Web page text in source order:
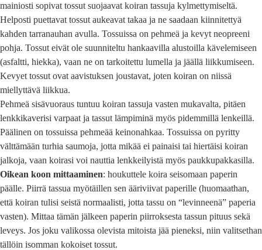
mainiosti sopivat tossut suojaavat koiran tassuja kylmettymiseltä.
Helposti puettavat tossut aukeavat takaa ja ne saadaan kiinnitettyä
kahden tarranauhan avulla. Tossuissa on pehmeä ja kevyt neopreeni
pohja. Tossut eivät ole suunniteltu hankaavilla alustoilla kävelemiseen
(asfaltti, hiekka), vaan ne on tarkoitettu lumella ja jäällä liikkumiseen.
Kevyet tossut ovat aavistuksen joustavat, joten koiran on niissä
miellyttävä liikkua.
Pehmeä sisävuoraus tuntuu koiran tassuja vasten mukavalta, pitäen
lenkkikaverisi varpaat ja tassut lämpiminä myös pidemmillä lenkeillä.
Päälinen on tossuissa pehmeää keinonahkaa. Tossuissa on pyritty
välttämään turhia saumoja, jotta mikää ei painaisi tai hiertäisi koiran
jalkoja, vaan koirasi voi nauttia lenkkeilyistä myös paukkupakkasilla.
Oikean koon mittaaminen: houkuttele koira seisomaan paperin
päälle. Piirrä tassua myötäillen sen ääriviivat paperille (huomaathan,
että koiran tulisi seistä normaalisti, jotta tassu on “levinneenä” paperia
vasten). Mittaa tämän jälkeen paperin piirroksesta tassun pituus sekä
leveys. Jos joku valikossa olevista mitoista jää pieneksi, niin valitsethan
tällöin isomman kokoiset tossut.